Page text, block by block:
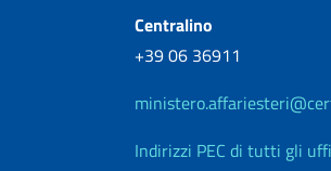
Centralino
+39 06 36911
Indirizzi PEC di tutti gli